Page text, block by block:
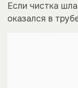
Если чистка
оказался в